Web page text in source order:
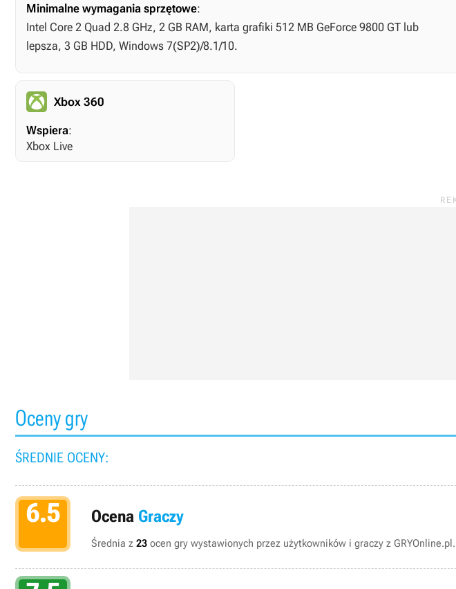
Minimalne wymagania sprzętowe:
Intel Core 2 Quad 2.8 GHz, 2 GB RAM, karta grafiki 512 MB GeForce 9800 GT lub
lepsza, 3 GB HDD, Windows 7(SP2)/8.1/10.
Xbox 360
Wspiera:
Xbox Live
Oceny gry
ŚREDNIE OCENY:
6.5 Ocena Graczy
Średnia z 23 ocen gry wystawionych przez użytkowników i graczy z GRYOnline.pl.